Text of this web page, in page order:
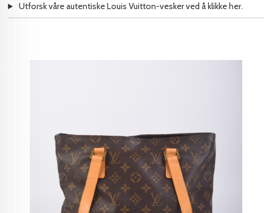
Utforsk våre autentiske Louis Vuitton-vesker ved å klikke her.